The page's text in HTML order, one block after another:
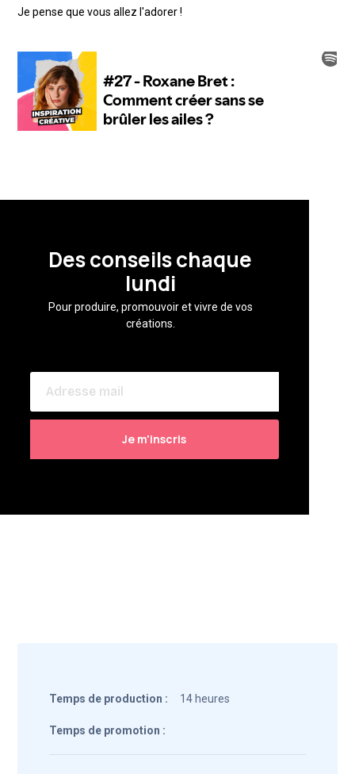
Je pense que vous allez l'adorer !
Des conseils chaque
lundi
Pour produire, promouvoir et vivre de vos
créations.
Temps de production : 14 heures
Temps de promotion :